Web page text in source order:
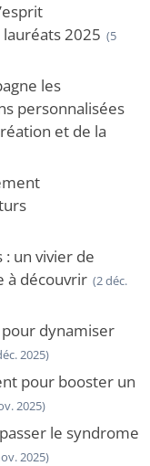
2025 (5
les
personnalisées
et de la
un vivier de
à découvrir (2 déc.
dynamiser
2025)
pour booster un
2025)
le syndrome
2025)